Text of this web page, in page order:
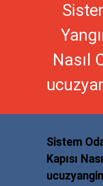
Nasıl
Sistem
Kapısı